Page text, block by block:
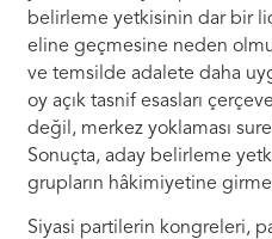
belirleme yetkisinin dar bir
eline geçmesine neden
ve temsilde adalete daha
oy açık tasnif esasları
değil, merkez yoklaması
Sonuçta, aday belirleme
grupların hâkimiyetine
Siyasi partilerin kongreleri,